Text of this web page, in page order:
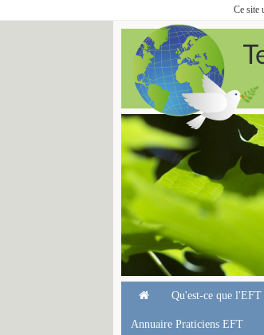
Ce site
Qu'est-ce que l'EFT
Annuaire Praticiens EFT